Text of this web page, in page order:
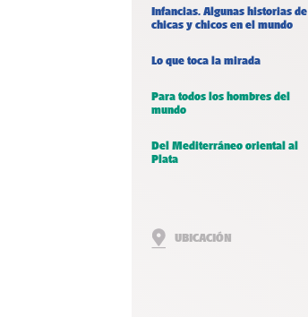
Infancias. Algunas historias de
chicas y chicos en el mundo
Lo que toca la mirada
Para todos los hombres del
mundo
Del Mediterráneo oriental al
Plata
UBICACIÓN